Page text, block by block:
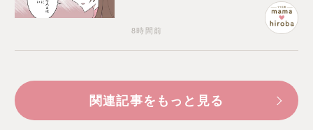
8時間前
関連記事をもっと見る